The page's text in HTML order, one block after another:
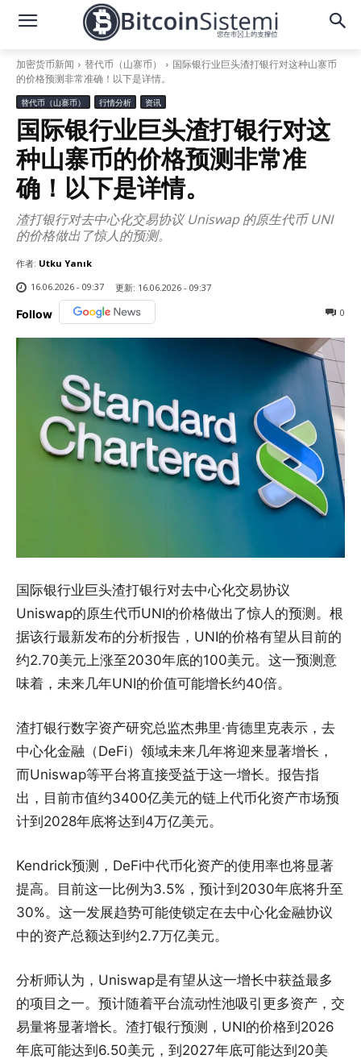
加密货币新闻 替代币（山寨币）
国际银行业巨头渣打银行对这种山寨币
的价格预测非常准确！以下是详情。
替代币（山寨币） 行情分析 资讯
国际银行业巨头渣打银行对这
种山寨币的价格预测非常准
确！以下是详情。
渣打银行对去中心化交易协议 Uniswap 的原生代币 UNI
的价格做出了惊人的预测。
作者: Utku Yanık
16.06.2026 - 09:37
更新: 16.06.2026 - 09:37
Follow 0
国际银行业巨头渣打银行对去中心化交易协议
Uniswap的原生代币UNI的价格做出了惊人的预测。根
据该行最新发布的分析报告，UNI的价格有望从目前的
约2.70美元上涨至2030年底的100美元。这一预测意
味着，未来几年UNI的价值可能增长约40倍。
渣打银行数字资产研究总监杰弗里·肯德里克表示，去
中心化金融（DeFi）领域未来几年将迎来显著增长，
而Uniswap等平台将直接受益于这一增长。报告指
出，目前市值约3400亿美元的链上代币化资产市场预
计到2028年底将达到4万亿美元。
Kendrick预测，DeFi中代币化资产的使用率也将显著
提高。目前这一比例为3.5%，预计到2030年底将升至
30%。这一发展趋势可能使锁定在去中心化金融协议
中的资产总额达到约2.7万亿美元。
分析师认为，Uniswap是有望从这一增长中获益最多
的项目之一。预计随着平台流动性池吸引更多资产，交
易量将显著增长。渣打银行预测，UNI的价格到2026
年底可能达到6.50美元，到2027年底可能达到20美